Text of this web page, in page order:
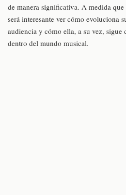
de manera significativa. A medida
será interesante ver cómo evoluciona
audiencia y cómo ella, a su vez, sigue
dentro del mundo musical.